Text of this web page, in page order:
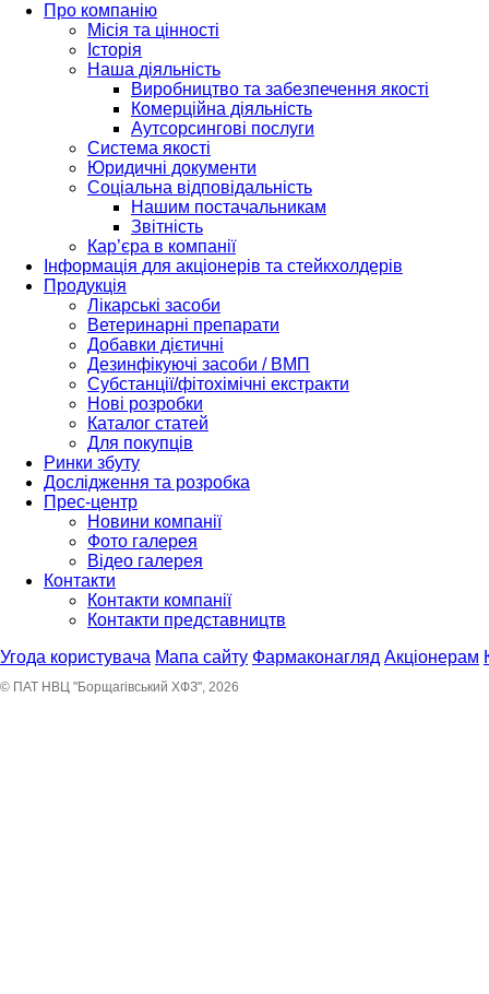
Про компанію
Місія та цінності
Історія
Наша діяльність
Виробництво та забезпечення якості
Комерційна діяльність
Аутсорсингові послуги
Система якості
Юридичні документи
Соціальна відповідальність
Нашим постачальникам
Звітність
Кар’єра в компанії
Інформація для акціонерів та стейкхолдерів
Продукція
Лікарські засоби
Ветеринарні препарати
Добавки дієтичні
Дезинфікуючі засоби / ВМП
Субстанції/фітохімічні екстракти
Нові розробки
Каталог статей
Для покупців
Ринки збуту
Дослідження та розробка
Прес-центр
Новини компанії
Фото галерея
Відео галерея
Контакти
Контакти компанії
Контакти представництв
Угода користувача Мапа сайту Фармаконагляд Акціонерам
© ПАТ НВЦ "Борщагівський ХФЗ", 2026